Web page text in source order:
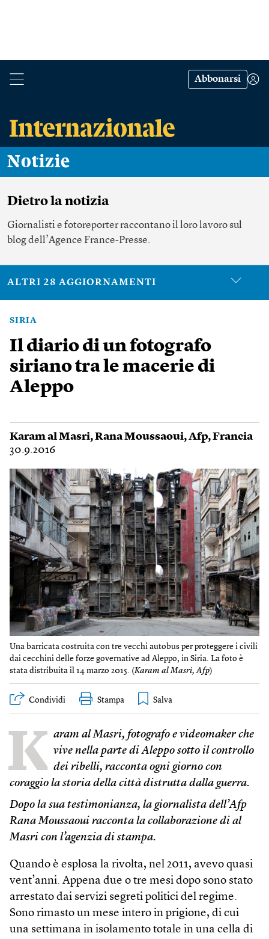
Abbonarsi
Notizie
Dietro la notizia
Giornalisti e fotoreporter raccontano il loro lavoro sul
blog dell’Agence France-Presse.
ALTRI 28 AGGIORNAMENTI
SIRIA
Il diario di un fotografo
siriano tra le macerie di
Aleppo
Karam al Masri,Rana Moussaoui,Afp,Francia
30.9.2016
Una barricata costruita con tre vecchi autobus per proteggere i civili
dai cecchini delle forze governative ad Aleppo, in Siria. La foto è
stata distribuita il 14 marzo 2015. (Karam al Masri, Afp)
Condividi Stampa
K aram al Masri, fotografo e videomaker che
vive nella parte di Aleppo sotto il controllo
dei ribelli, racconta ogni giorno con
coraggio la storia della città distrutta dalla guerra.
Dopo la sua testimonianza, la giornalista dell’Afp
Rana Moussaoui racconta la collaborazione di al
Masri con l’agenzia di stampa.
Quando è esplosa la rivolta, nel 2011, avevo quasi
vent’anni. Appena due o tre mesi dopo sono stato
arrestato dai servizi segreti politici del regime.
Sono rimasto un mese intero in prigione, di cui
una settimana in isolamento totale in una cella di